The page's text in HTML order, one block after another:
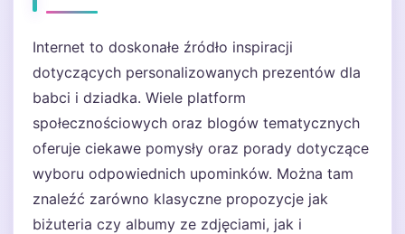
Internet to doskonałe źródło inspiracji
dotyczących personalizowanych prezentów dla
babci i dziadka. Wiele platform
społecznościowych oraz blogów tematycznych
oferuje ciekawe pomysły oraz porady dotyczące
wyboru odpowiednich upominków. Można tam
znaleźć zarówno klasyczne propozycje jak
biżuteria czy albumy ze zdjęciami, jak i